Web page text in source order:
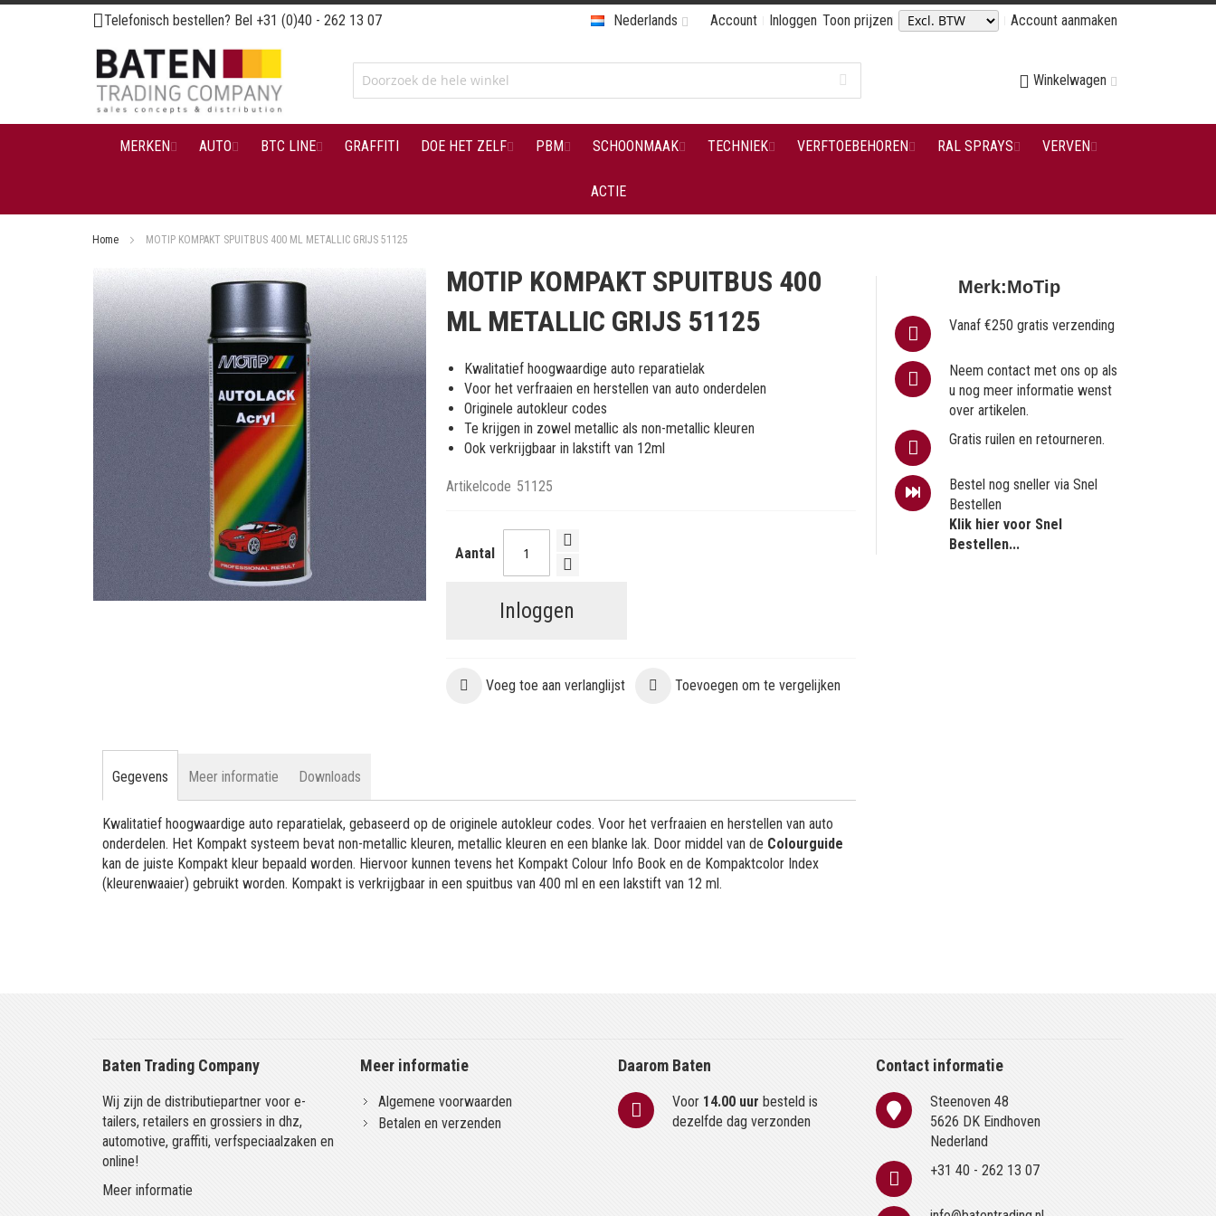
Ga
naar
de
inhoud
Telefonisch bestellen? Bel +31 (0)40 - 262 13 07 Account Inloggen Toon prijzen Account aanmaken
Nederlands
Winkelwagen
MERKEN AUTO BTC LINE GRAFFITI DOE HET ZELF PBM SCHOONMAAK TECHNIEK VERFTOEBEHOREN RAL SPRAYS VERVEN
ACTIE
Home MOTIP KOMPAKT SPUITBUS 400 ML METALLIC GRIJS 51125
Ga
naar
het
einde
van
de
afbeeldingen-
gallerij
gallerij
MOTIP KOMPAKT SPUITBUS 400
ML METALLIC GRIJS 51125
Kwalitatief hoogwaardige auto reparatielak
Voor het verfraaien en herstellen van auto onderdelen
Originele autokleur codes
Te krijgen in zowel metallic als non-metallic kleuren
Ook verkrijgbaar in lakstift van 12ml
Artikelcode 51125
Aantal
Inloggen
Voeg toe aan verlanglijst Toevoegen om te vergelijken
Merk:MoTip
Vanaf €250 gratis verzending
Neem contact met ons op als
u nog meer informatie wenst
over artikelen.
Gratis ruilen en retourneren.
Bestel nog sneller via Snel
Bestellen
Klik hier voor Snel
Bestellen...
Gegevens
Kwalitatief hoogwaardige auto reparatielak, gebaseerd op de originele autokleur codes. Voor het verfraaien en herstellen van auto
onderdelen. Het Kompakt systeem bevat non-metallic kleuren, metallic kleuren en een blanke lak. Door middel van de Colourguide
kan de juiste Kompakt kleur bepaald worden. Hiervoor kunnen tevens het Kompakt Colour Info Book en de Kompaktcolor Index
(kleurenwaaier) gebruikt worden. Kompakt is verkrijgbaar in een spuitbus van 400 ml en een lakstift van 12 ml.
Meer informatie Downloads
Baten Trading Company
Wij zijn de distributiepartner voor e-
tailers, retailers en grossiers in dhz,
automotive, graffiti, verfspeciaalzaken en
online!
Meer informatie
Meer informatie
Algemene voorwaarden
Betalen en verzenden
Daarom Baten
Voor 14.00 uur besteld is
dezelfde dag verzonden
Contact informatie
Steenoven 48
5626 DK Eindhoven
Nederland
+31 40 - 262 13 07